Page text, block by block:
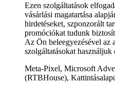
Ezen szolgáltatások
vásárlási magatartása
hirdetéseket, szponzorált
promóciókat tudunk
Az Ön beleegyezésével az
szolgáltatásokat használjuk
Meta-Pixel, Microsoft
(RTBHouse),